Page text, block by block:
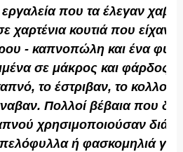
εργαλεία που τα έλεγαν
χαρτένια κουτιά που
- καπνοπώλη και ένα
σε μάκρος και φάρδος
το έστριβαν, το
Πολλοί βέβαια που
χρησιμοποιούσαν
ή φασκομηλιά για